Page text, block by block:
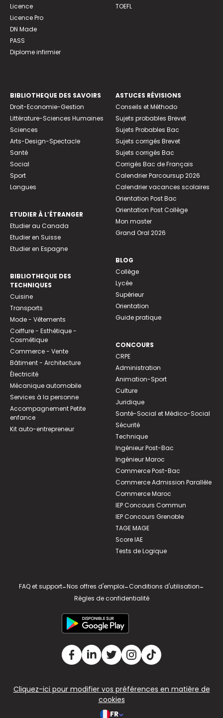
Licence
Licence Pro
DN Made
PASS
Diplome infirmier
TOEFL
BIBLIOTHEQUE DES SAVOIRS
Droit-Economie-Gestion
Littérature-Sciences Humaines
Sciences
Arts-Design-Spectacle
Santé
Social
Sport
Langues
ETUDIER À L’ÉTRANGER
Etudier au Canada
Etudier en Suisse
Etudier en Espagne
BIBLIOTHEQUE DES
TECHNIQUES
Cuisine
Transports
Mode - Vêtements
Coiffure - Esthétique -
Cosmétique
Commerce - Vente
Bâtiment - Architecture
Électricité
Mécanique automobile
Services à la personne
Accompagnement Petite
enfance
Kit auto-entrepreneur
ASTUCES RÉVISIONS
Conseils et Méthodo
Sujets probables Brevet
Sujets Probables Bac
Sujets corrigés Brevet
Sujets corrigés Bac
Corrigés Bac de Français
Calendrier Parcoursup 2026
Calendrier vacances scolaires
Orientation Post Bac
Orientation Post Collège
Mon master
Grand Oral 2026
BLOG
Collège
Lycée
Supérieur
Orientation
Guide pratique
CONCOURS
CRPE
Administration
Animation-Sport
Culture
Juridique
Santé-Social et Médico-Social
Sécurité
Technique
Ingénieur Post-Bac
Ingénieur Maroc
Commerce Post-Bac
Commerce Admission Parallèle
Commerce Maroc
IEP Concours Commun
IEP Concours Grenoble
TAGE MAGE
Score IAE
Tests de Logique
FAQ et support-Nos offres d'emploi-Conditions d'utilisation-
Règles de confidentialité
Cliquez-ici pour modifier vos préférences en matière de
cookies
FR